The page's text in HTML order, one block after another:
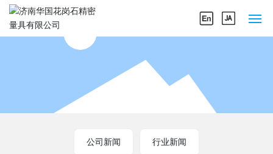
产品中心
公司新闻 行业新闻